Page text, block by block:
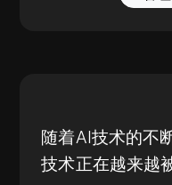
随着AI技术的不
技术正在越来越